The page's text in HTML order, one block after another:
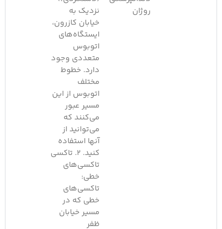
نزدیک به
خیابان کازرون،
ایستگاه‌های
اتوبوس
متعددی وجود
دارد. خطوط
مختلف
اتوبوس از این
مسیر عبور
می‌کنند که
می‌توانید از
آنها استفاده
کنید. ۲. تاکسی
تاکسی‌های
تاکسی‌های
خطی که در
مسیر خیابان